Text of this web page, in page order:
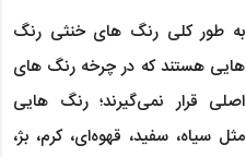
به طور کلی رنگ های خنثی رنگ
هایی هستند که در چرخه رنگ های
اصلی قرار نمی‌گیرند؛ رنگ هایی
مثل سیاه، سفید، قهوه‌ای، کرم، بژ،